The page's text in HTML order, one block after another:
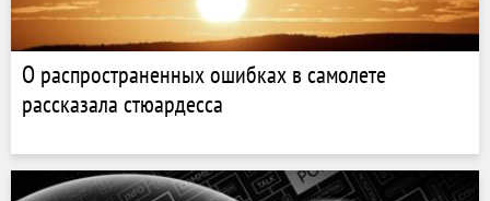
О распространенных ошибках в самолете
рассказала стюардесса